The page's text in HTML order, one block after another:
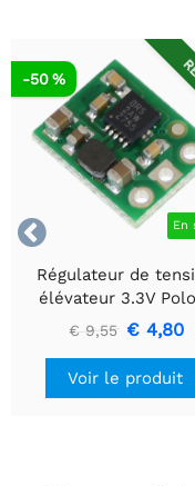
 En
-50 %
Régulateur de
élévateur 3.3V
U1V10F3
€ 9,55 € 4,80
Voir le produit